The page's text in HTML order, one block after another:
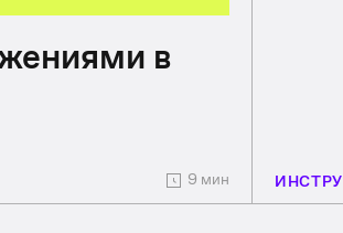
в
9 мин